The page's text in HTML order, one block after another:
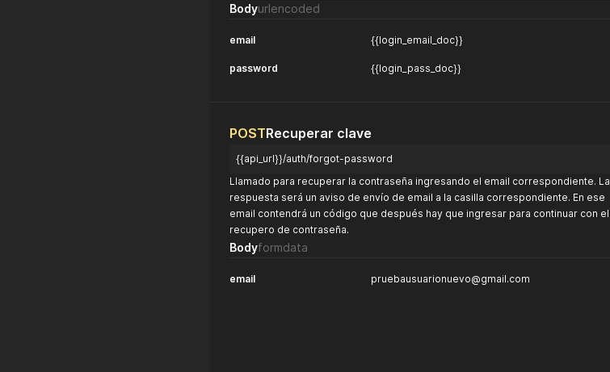
Bodyurlencoded
email {{login_email_doc}}
password {{login_pass_doc}}
POSTRecuperar clave
{{api_url}}/auth/forgot-password
Llamado para recuperar la contraseña ingresando el email correspondiente. La
respuesta será un aviso de envío de email a la casilla correspondiente. En ese
email contendrá un código que después hay que ingresar para continuar con el
recupero de contraseña.
Bodyformdata
email pruebausuarionuevo@gmail.com